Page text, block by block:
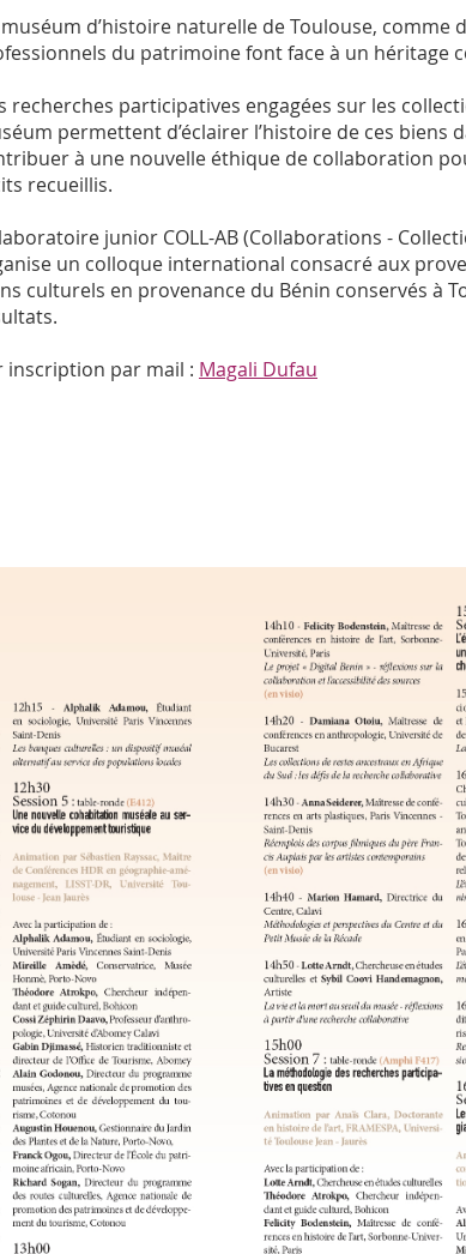
d’histoire naturelle de Toulouse, comme
du patrimoine font face à un héritage
recherches participatives engagées sur les
permettent d’éclairer l’histoire de ces
à une nouvelle éthique de collaboration
recueillis.
junior COLL-AB (Collaborations -
un colloque international consacré aux
culturels en provenance du Bénin conservés à
inscription par mail : Magali Dufau